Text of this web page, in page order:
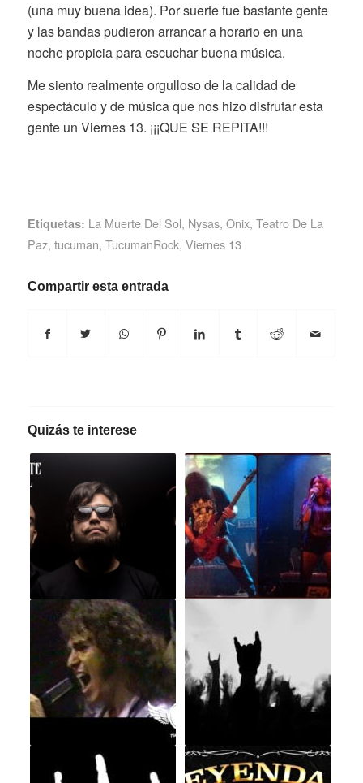
(una muy buena idea). Por suerte fue bastante gente
y las bandas pudieron arrancar a horario en una
noche propicia para escuchar buena música.
Me siento realmente orgulloso de la calidad de
espectáculo y de música que nos hizo disfrutar esta
gente un Viernes 13. ¡¡¡QUE SE REPITA!!!
Etiquetas: La Muerte Del Sol, Nysas, Onix, Teatro De La
Paz, tucuman, TucumanRock, Viernes 13
Compartir esta entrada
Quizás te interese